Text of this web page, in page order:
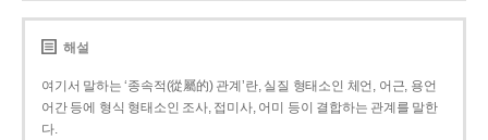
해설
여기서 말하는 ‘종속적(從屬的) 관계’란, 실질 형태소인 체언, 어근, 용언
어간 등에 형식 형태소인 조사, 접미사, 어미 등이 결합하는 관계를 말한
다.